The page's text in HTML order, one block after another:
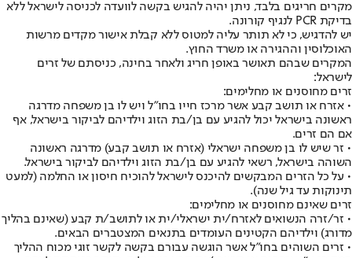
מקרים חריגים בלבד, ניתן יהיה להגיש בקשה לוועדה לכניסה לישראל ללא
בדיקת PCR לנגיף קורונה.
יש להדגיש, כי לא תותר עליה למטוס ללא קבלת אישור מקדים מרשות
האוכלוסין וההגירה או משרד החוץ.
המקרים שבהם תאושר באופן חריג ולאחר בחינה, כניסתם של זרים
לישראל:
זרים מחוסנים או מחלימים:
• אזרח או תושב קבע אשר מרכז חייו בחו"ל ויש לו בן משפחה מדרגה
ראשונה בישראל יכול להגיע עם בן/בת הזוג וילדיהם לביקור בישראל, אף
אם הם זרים.
• זר שיש לו בן משפחה ישראלי (אזרח או תושב קבע) מדרגה ראשונה
השוהה בישראל, רשאי להגיע עם בן/בת הזוג וילדיהם לביקור בישראל.
• על כל הזרים המבקשים להיכנס לישראל להוכיח חיסון או החלמה (למעט
תינוקות עד גיל שנה).
זרים שאינם מחוסנים או מחלימים:
• זר/זרה הנשואים לאזרח/ית ישראלי/ית או לתושב/ת קבע (שאינם בהליך
מדורג) וילדיהם הקטינים העומדים בתנאים המצטברים הבאים.
• זרים השוהים בחו"ל אשר הוגשה עבורם בקשה לקשר זוגי מכוח ההליך